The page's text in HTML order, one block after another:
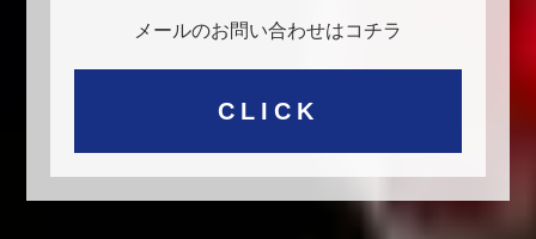
メールのお問い合わせはコチラ
CLICK